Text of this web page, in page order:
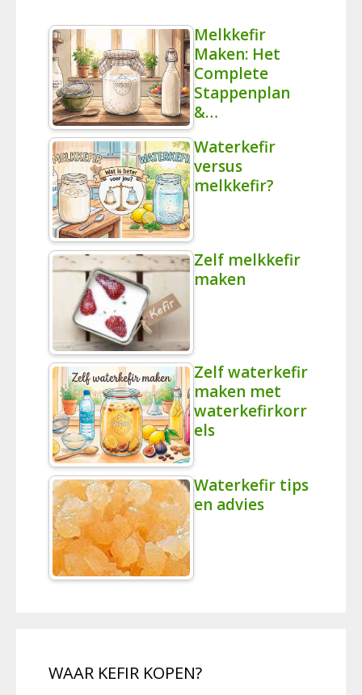
Melkkefir
Maken: Het
Complete
Stappenplan
&…
Waterkefir
versus
melkkefir?
Zelf melkkefir
maken
Zelf waterkefir
maken met
waterkefirkorr
els
Waterkefir tips
en advies
WAAR KEFIR KOPEN?